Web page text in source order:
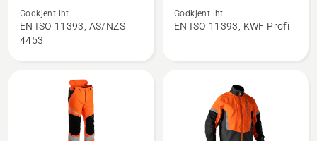
om
Motorsagbukse,
Technical,
Godkjent iht
EN ISO 11393, AS/NZS
4453
om
Motorsagbukse,
Godkjent iht
EN ISO 11393, KWF Profi